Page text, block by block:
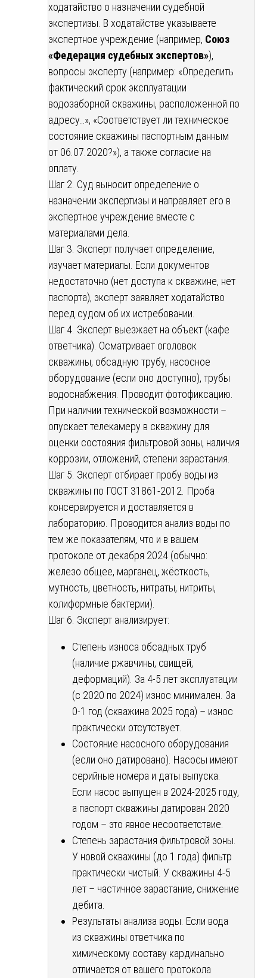
ходатайство о назначении судебной
экспертизы. В ходатайстве указываете
экспертное учреждение (например, Союз
«Федерация судебных экспертов»),
вопросы эксперту (например: «Определить
фактический срок эксплуатации
водозаборной скважины, расположенной по
адресу…», «Соответствует ли техническое
состояние скважины паспортным данным
от 06.07.2020?»), а также согласие на
оплату.
Шаг 2. Суд выносит определение о
назначении экспертизы и направляет его в
экспертное учреждение вместе с
материалами дела.
Шаг 3. Эксперт получает определение,
изучает материалы. Если документов
недостаточно (нет доступа к скважине, нет
паспорта), эксперт заявляет ходатайство
перед судом об их истребовании.
Шаг 4. Эксперт выезжает на объект (кафе
ответчика). Осматривает оголовок
скважины, обсадную трубу, насосное
оборудование (если оно доступно), трубы
водоснабжения. Проводит фотофиксацию.
При наличии технической возможности –
опускает телекамеру в скважину для
оценки состояния фильтровой зоны, наличия
коррозии, отложений, степени зарастания.
Шаг 5. Эксперт отбирает пробу воды из
скважины по ГОСТ 31861-2012. Проба
консервируется и доставляется в
лабораторию. Проводится анализ воды по
тем же показателям, что и в вашем
протоколе от декабря 2024 (обычно:
железо общее, марганец, жёсткость,
мутность, цветность, нитраты, нитриты,
колиформные бактерии).
Шаг 6. Эксперт анализирует:
Степень износа обсадных труб
(наличие ржавчины, свищей,
деформаций). За 4-5 лет эксплуатации
(с 2020 по 2024) износ минимален. За
0-1 год (скважина 2025 года) – износ
практически отсутствует.
Состояние насосного оборудования
(если оно датировано). Насосы имеют
серийные номера и даты выпуска.
Если насос выпущен в 2024-2025 году,
а паспорт скважины датирован 2020
годом – это явное несоответствие.
Степень зарастания фильтровой зоны.
У новой скважины (до 1 года) фильтр
практически чистый. У скважины 4-5
лет – частичное зарастание, снижение
дебита.
Результаты анализа воды. Если вода
из скважины ответчика по
химическому составу кардинально
отличается от вашего протокола